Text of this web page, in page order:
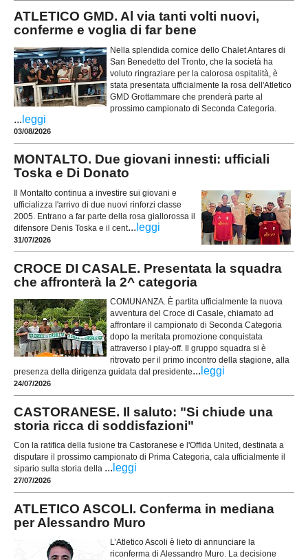
ATLETICO GMD. Al via tanti volti nuovi,
conferme e voglia di far bene
Nella splendida cornice dello Chalet Antares di
San Benedetto del Tronto, che la società ha
voluto ringraziare per la calorosa ospitalità, è
stata presentata ufficialmente la rosa dell'Atletico
GMD Grottammare che prenderà parte al
prossimo campionato di Seconda Categoria.
... leggi
03/08/2026
MONTALTO. Due giovani innesti: ufficiali
Toska e Di Donato
Il Montalto continua a investire sui giovani e
ufficializza l'arrivo di due nuovi rinforzi classe
2005. Entrano a far parte della rosa giallorossa il
difensore Denis Toska e il cent... leggi
31/07/2026
CROCE DI CASALE. Presentata la squadra
che affronterà la 2^ categoria
COMUNANZA. È partita ufficialmente la nuova
avventura del Croce di Casale, chiamato ad
affrontare il campionato di Seconda Categoria
dopo la meritata promozione conquistata
attraverso i play-off. Il gruppo squadra si è
ritrovato per il primo incontro della stagione, alla
presenza della dirigenza guidata dal presidente... leggi
24/07/2026
CASTORANESE. Il saluto: "Si chiude una
storia ricca di soddisfazioni"
Con la ratifica della fusione tra Castoranese e l'Offida United, destinata a
disputare il prossimo campionato di Prima Categoria, cala ufficialmente il
sipario sulla storia della ... leggi
27/07/2026
ATLETICO ASCOLI. Conferma in mediana
per Alessandro Muro
L’Atletico Ascoli è lieto di annunciare la
riconferma di Alessandro Muro. La decisione